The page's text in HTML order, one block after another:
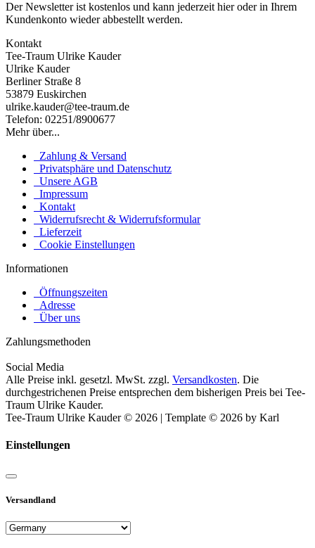
Der Newsletter ist kostenlos und kann jederzeit hier oder in Ihrem
Kundenkonto wieder abbestellt werden.
Kontakt
Tee-Traum Ulrike Kauder
Ulrike Kauder
Berliner Straße 8
53879 Euskirchen
ulrike.kauder@tee-traum.de
Telefon: 02251/8900677
Mehr über...
Zahlung & Versand
Privatsphäre und Datenschutz
Unsere AGB
Impressum
Kontakt
Widerrufsrecht & Widerrufsformular
Lieferzeit
Cookie Einstellungen
Informationen
Öffnungszeiten
Adresse
Über uns
Zahlungsmethoden
Social Media
Alle Preise inkl. gesetzl. MwSt. zzgl. Versandkosten. Die
durchgestrichenen Preise entsprechen dem bisherigen Preis bei Tee-
Traum Ulrike Kauder.
Tee-Traum Ulrike Kauder © 2026 | Template © 2026 by Karl
Einstellungen
Versandland